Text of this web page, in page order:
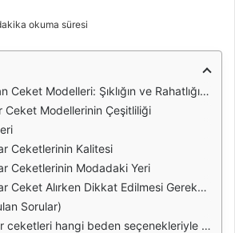
okuma süresi
Modelleri: Şıklığın ve Rahatlığın Buluşması
Ceket Modellerinin Çeşitliliği
Ceketlerinin Kalitesi
Ceketlerinin Modadaki Yeri
Ceket Alırken Dikkat Edilmesi Gerekenler
Sorular)
hangi beden seçenekleriyle sunulmaktadır?